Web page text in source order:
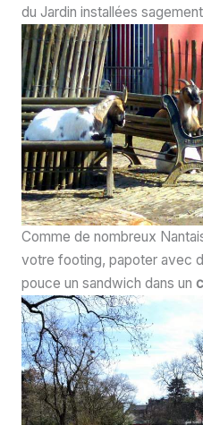
du Jardin installées
Comme de nombreux
votre footing, papoter avec
pouce un sandwich dans un